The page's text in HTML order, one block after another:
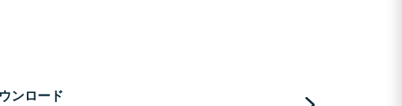
ンロード